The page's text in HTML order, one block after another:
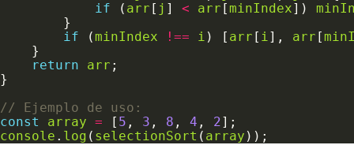
if ( arr [ j ] < arr [minIndex])
if (minIndex !== i ) [ arr [ i], arr [
return
arr
const
array = [ 5 , 3 , 8 , 4 , 2
console . log ( selectionSort ( array